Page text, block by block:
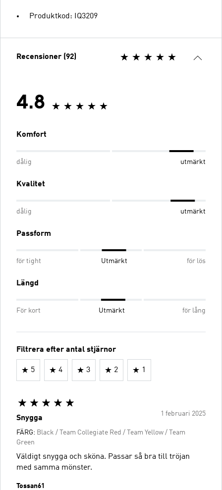
Produktkod: IQ3209
Recensioner (92)
4.8
Komfort
dålig utmärkt
Kvalitet
dålig utmärkt
Passform
för tight Utmärkt för lös
Längd
För kort Utmärkt för lång
Filtrera efter antal stjärnor
5 4 3 2 1
1 februari 2025
Snygga
FÄRG: Black / Team Collegiate Red / Team Yellow / Team
Green
Väldigt snygga och sköna. Passar så bra till tröjan
med samma mönster.
Tossan61